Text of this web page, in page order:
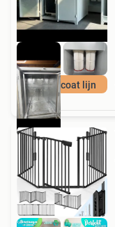
Poedercoat lijn